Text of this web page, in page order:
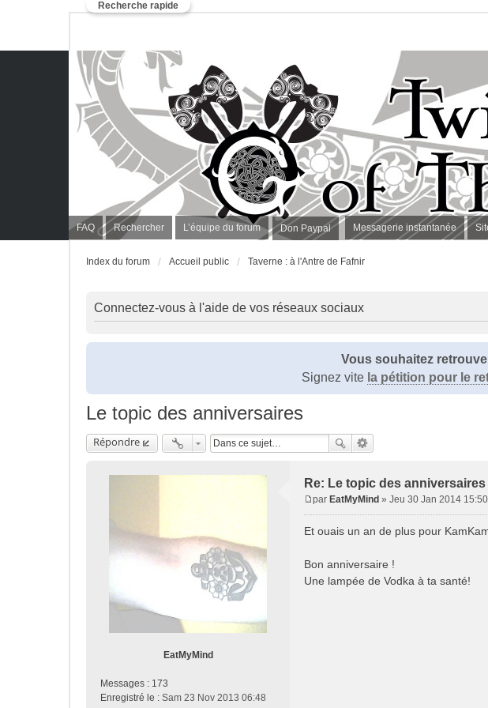
FAQ Rechercher L’équipe du forum Don Paypal Messagerie instantanée
Recherche rapide
Index du forum Accueil public Taverne : à l'Antre de Fafnir
Connectez-vous à l'aide de vos réseaux sociaux
Vous souhaitez
Signez vite la pétition pour le
Le topic des anniversaires
Répondre
EatMyMind
Messages : 173
Enregistré le : Sam 23 Nov 2013 06:48
Re: Le topic des anniversaires
s
a
g
par EatMyMind » Jeu 30 Jan 2014 15:50
Et ouais un an de plus pour
Bon anniversaire !
Une lampée de Vodka à ta santé!